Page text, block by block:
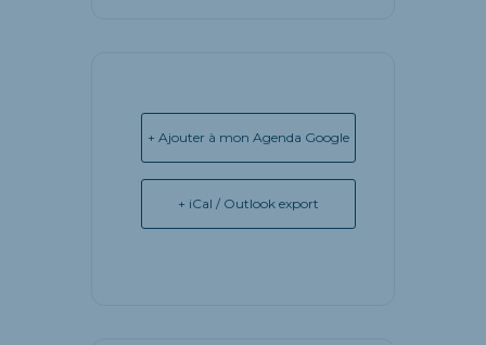
+ Ajouter à mon Agenda Google
+ iCal / Outlook export